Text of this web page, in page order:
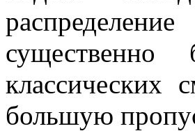
существенно
классических
большую